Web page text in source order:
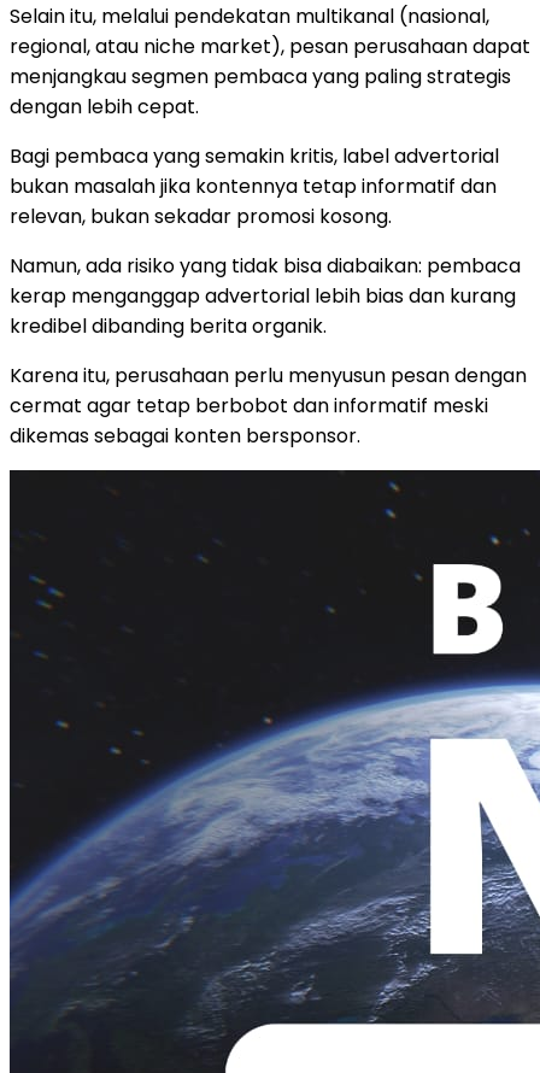
Selain itu, melalui pendekatan multikanal (nasional,
regional, atau niche market), pesan perusahaan dapat
menjangkau segmen pembaca yang paling strategis
dengan lebih cepat.
Bagi pembaca yang semakin kritis, label advertorial
bukan masalah jika kontennya tetap informatif dan
relevan, bukan sekadar promosi kosong.
Namun, ada risiko yang tidak bisa diabaikan: pembaca
kerap menganggap advertorial lebih bias dan kurang
kredibel dibanding berita organik.
Karena itu, perusahaan perlu menyusun pesan dengan
cermat agar tetap berbobot dan informatif meski
dikemas sebagai konten bersponsor.